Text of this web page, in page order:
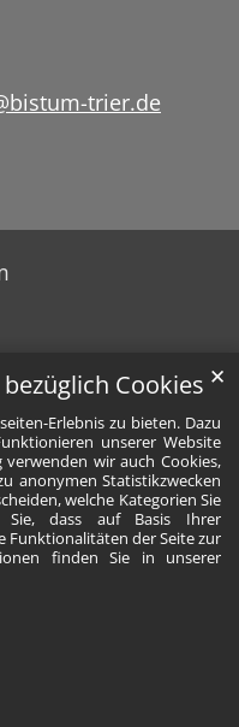
Cookies
Erlebnis zu bieten. Dazu
unserer Website
wir auch Cookies,
anonymen Statistikzwecken
welche Kategorien Sie
Sie, dass auf Basis Ihrer
Funktionalitäten der Seite zur
finden Sie in unserer
✕
trier.de